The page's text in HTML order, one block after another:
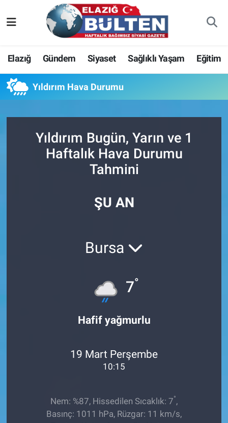
Elazığ Gündem Siyaset Sağlıklı Yaşam Eğitim
Yıldırım Hava Durumu
Yıldırım Bugün, Yarın ve 1
Haftalık Hava Durumu
Tahmini
ŞU AN
Bursa
7°
Hafif yağmurlu
19 Mart Perşembe
10:15
Nem: %87, Hissedilen Sıcaklık: 7°,
Basınç: 1011 hPa, Rüzgar: 11 km/s,
Asayiş
Bilim-Teknoloji
Eğitim
Ekonomi
Elazığ
Nöbetçi Eczaneler
Hava Durumu
Namaz Vakitleri
Trafik Durumu
Süper Lig Puan Durumu ve Fikstür
Son Dakika Haberleri